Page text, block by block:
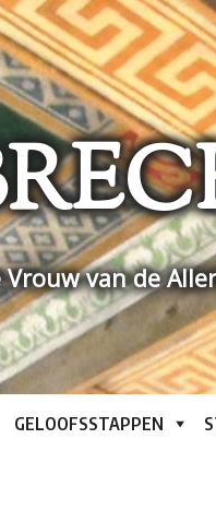
Vrouw van de
GELOOFSSTAPPEN